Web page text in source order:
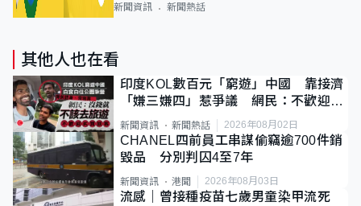
新聞資訊 新聞熱話
其他人也在看
印度KOL數百元「窮遊」中國 靠接濟
「嫌三嫌四」惹爭議 網民：不歡迎劣
質旅客
新聞資訊 新聞熱話 2026年08月02日
CHANEL四前員工串謀偷竊逾700件銷
毀品 分別判囚4至7年
新聞資訊 港聞 2026年08月03日
流感｜曾接種疫苗七歲男童染甲流死